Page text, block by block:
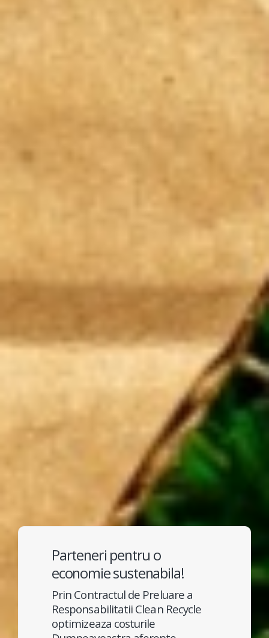
Parteneri pentru o
economie sustenabila!
Prin Contractul de Preluare a
Responsabilitatii Clean Recycle
optimizeaza costurile